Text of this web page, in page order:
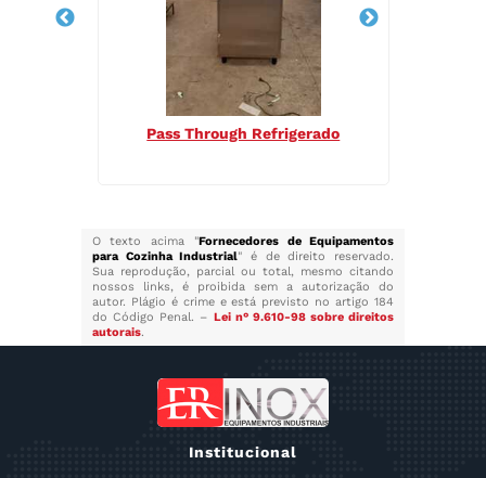
Pass Through Refrigerado
O texto acima "Fornecedores de Equipamentos
para Cozinha Industrial" é de direito reservado.
Sua reprodução, parcial ou total, mesmo citando
nossos links, é proibida sem a autorização do
autor. Plágio é crime e está previsto no artigo 184
do Código Penal. – Lei n° 9.610-98 sobre direitos
autorais.
Institucional